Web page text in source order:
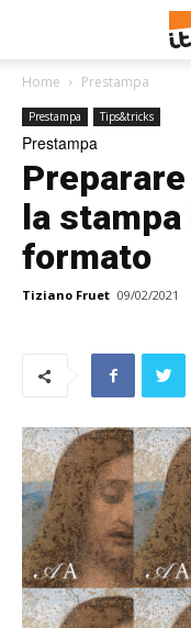
Home Prestampa
Prestampa Tips&tricks
Prestampa
la
formato
Tiziano Fruet 09/02/2021